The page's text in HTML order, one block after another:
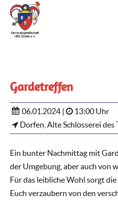
Gardetreffen
06.01.2024 |
13:00 Uhr
Dorfen, Alte Schlosserei des
Ein bunter Nachmittag mit
der Umgebung, aber auch von
Für das leibliche Wohl sorgt
Euch verzaubern von den